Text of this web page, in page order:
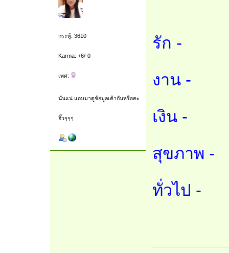
กระทู้: 3610
Karma: +6/-0
เพศ:
นั่นแน่ แอบมาดูข้อมูลเค้ากันหรือคะ
ฮิ๊วๆๆๆ
รัก -
งาน -
เงิน -
สุขภาพ -
ทั่วไป -